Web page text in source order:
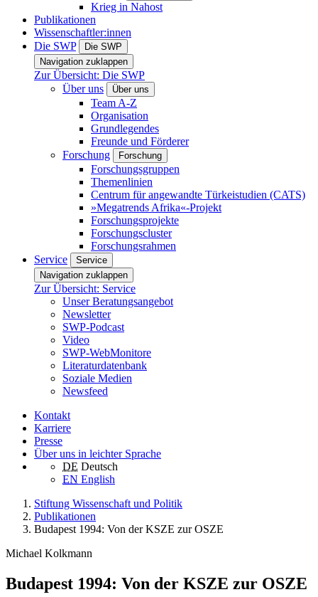
Krieg in Nahost
Publikationen
Wissenschaftler:innen
Die SWP
Die SWP
Navigation zuklappen
Zur Übersicht: Die SWP
Über uns
Über uns
Team A-Z
Organisation
Grundlegendes
Freunde und Förderer
Forschung
Forschung
Forschungsgruppen
Themenlinien
Centrum für angewandte Türkeistudien (CATS)
»Megatrends Afrika«-Projekt
Forschungsprojekte
Forschungscluster
Forschungsrahmen
Service
Service
Navigation zuklappen
Zur Übersicht: Service
Unser Beratungsangebot
Newsletter
SWP-Podcast
Video
SWP-WebMonitore
Literaturdatenbank
Soziale Medien
Newsfeed
Kontakt
Karriere
Presse
Über uns in leichter Sprache
DE Deutsch
EN English
Stiftung Wissenschaft und Politik
Publikationen
Budapest 1994: Von der KSZE zur OSZE
Michael Kolkmann
Budapest 1994: Von der KSZE zur OSZE